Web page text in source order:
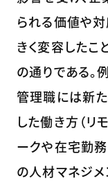
られる価値や
きく変容したこ
の通りである。
管理職には新
した働き方（リ
ークや在宅勤務
の人材マネジメ